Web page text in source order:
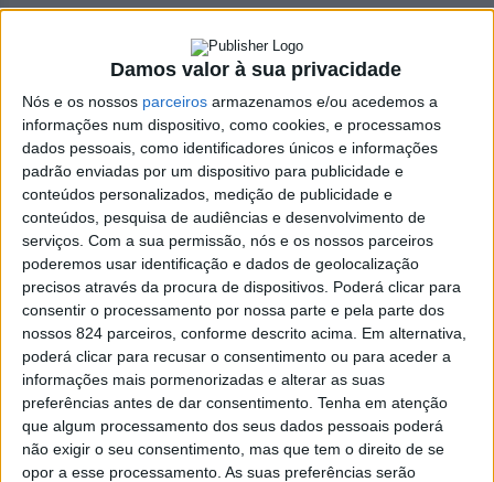
Damos valor à sua privacidade
Nós e os nossos parceiros armazenamos e/ou acedemos a
informações num dispositivo, como cookies, e processamos
dados pessoais, como identificadores únicos e informações
padrão enviadas por um dispositivo para publicidade e
conteúdos personalizados, medição de publicidade e
conteúdos, pesquisa de audiências e desenvolvimento de
serviços. Com a sua permissão, nós e os nossos parceiros
poderemos usar identificação e dados de geolocalização
precisos através da procura de dispositivos. Poderá clicar para
consentir o processamento por nossa parte e pela parte dos
nossos 824 parceiros, conforme descrito acima. Em alternativa,
poderá clicar para recusar o consentimento ou para aceder a
informações mais pormenorizadas e alterar as suas
preferências antes de dar consentimento. Tenha em atenção
que algum processamento dos seus dados pessoais poderá
não exigir o seu consentimento, mas que tem o direito de se
opor a esse processamento. As suas preferências serão
esta loja doará, diariamente e desde o primeiro dia, bens
de primeira necessidade à Santa Casa da Misericórdia de
Oliveira de Azeméis.
António Lamego e Vitor Machado, da Santa Casa da
Misericórdia de Oliveira de Azeméis, e Carla Cunha, da
Mercadona, na assinatura do acordo de colaboração.